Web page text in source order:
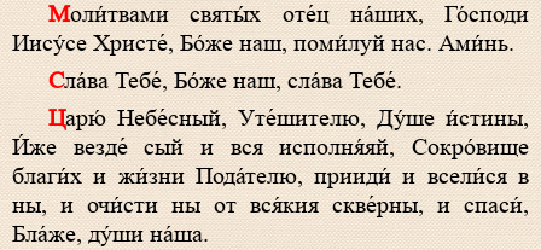
Моли́твами святы́х оте́ц на́ших, Го́споди
Иису́се Христе́, Бо́же наш, поми́луй нас. Ами́нь.
Сла́ва Тебе́, Бо́же наш, сла́ва Тебе́.
Царю́ Небе́сный, Уте́шителю, Ду́ше и́стины,
И́же везде́ сый и вся исполня́яй, Сокро́вище
благи́х и жи́зни Пода́телю, прииди́ и всели́ся в
ны, и очи́сти ны от вся́кия скве́рны, и спаси́,
Бла́же, ду́ши на́ша.